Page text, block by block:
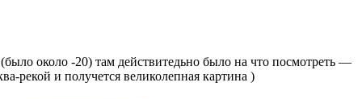
около -20) там действитедьно было на что посмотреть —
рекой и получется великолепная картина )